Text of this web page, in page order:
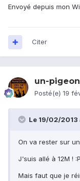
Envoyé depuis mon
Citer
un-pigeon
Posté(e) 19
Le 19/02/2013
On va rester sur
J'suis allé à 12M ! :P
Mais faut que je